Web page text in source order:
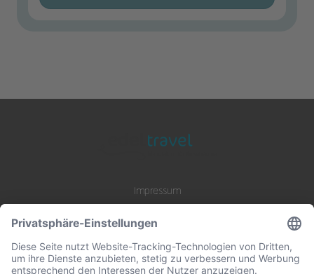
Impressum
B2B Zusammenarbeit